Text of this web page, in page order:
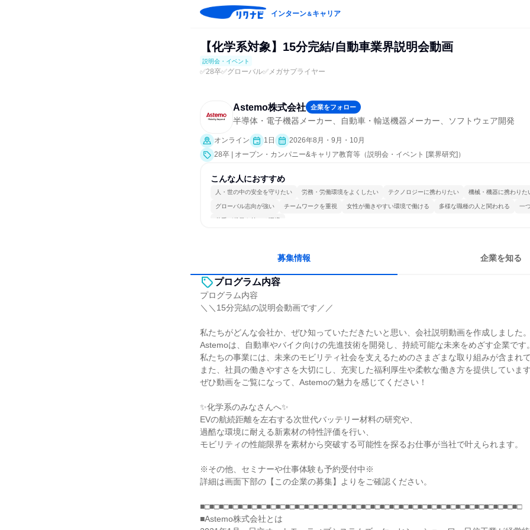
インターン＆キャリア
【化学系対象】15分完結/自動車業界説明会動画
説明会・イベント
✅28卒✅グローバル✅メガサプライヤー
Astemo株式会社 企業をフォロー
半導体・電子機器メーカー、自動車・輸送機器メーカー、ソフトウェア開発
オンライン 1日
2026年8月・9月・10月
28卒 | オープン・カンパニー&キャリア教育等（説明会・イベント [業界研究]）
こんな人におすすめ
人・世の中の安全を守りたい 労務・労働環境をよくしたい テクノロジーに携わりたい 機械・機器に携わりた
グローバル志向が強い チームワークを重視 女性が働きやすい環境で働ける 多様な職種の人と関われる 一
若手が裁量を持てる環境
募集情報 企業を知る
プログラム内容
プログラム内容
＼＼15分完結の説明会動画です／／
私たちがどんな会社か、ぜひ知っていただきたいと思い、会社説明動画を作成しました。
Astemoは、自動車やバイク向けの先進技術を開発し、持続可能な未来をめざす企業です。
私たちの事業には、未来のモビリティ社会を支えるためのさまざまな取り組みが含まれて
また、社員の働きやすさを大切にし、充実した福利厚生や柔軟な働き方を提供しています
ぜひ動画をご覧になって、Astemoの魅力を感じてください！
✨化学系のみなさんへ✨
EVの航続距離を左右する次世代バッテリー材料の研究や、
過酷な環境に耐える新素材の特性評価を行い、
モビリティの性能限界を素材から突破する可能性を探るお仕事が当社で叶えられます。
※その他、セミナーや仕事体験も予約受付中※
詳細は画面下部の【この企業の募集】よりをご確認ください。
■□■□■□■□■□■□■□■□■□■□■□■□■□■□■□■□■□■□■□■□■□■□■□■□■□■□■□■□■□■□■□■□■□■□
■Astemo株式会社とは